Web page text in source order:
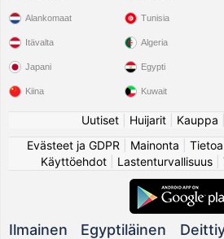
Alankomaat
Itävalta
Japani
Kiina
Tunisia
Algeria
Egypti
Kuwait
Uutiset Huijarit Kauppa
Evästeet ja GDPR
Mainonta
Käyttöehdot
Lastenturvallisuus
Ilmainen Egyptiläinen